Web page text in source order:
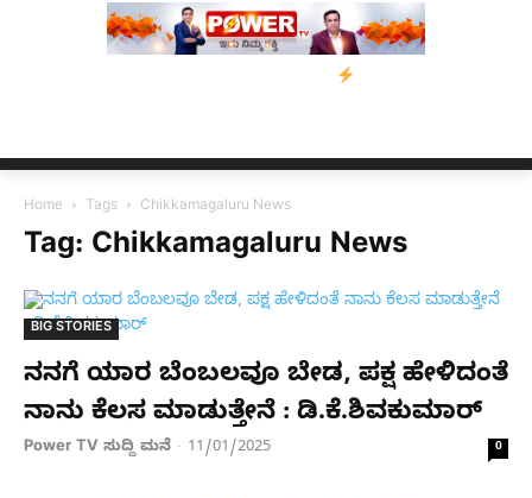
ನ್ಯೂಸ್ ಕಾರ್ಪ್‌ಗೆ ಎಐಯಿಂದ
Home Tags Chikkamagaluru News
Tag: Chikkamagaluru News
BIG STORIES
ನನಗೆ ಯಾರ ಬೆಂಬಲವೂ ಬೇಡ, ಪಕ್ಷ ಹೇಳಿದಂತೆ
ನಾನು ಕೆಲಸ ಮಾಡುತ್ತೇನೆ : ಡಿ.ಕೆ.ಶಿವಕುಮಾರ್
Power TV ಸುದ್ದಿ ಮನೆ - 11/01/2025 0